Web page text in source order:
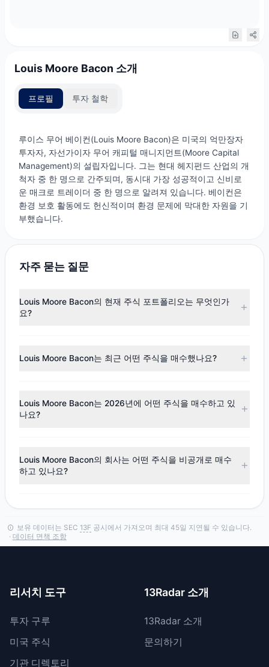
Louis Moore Bacon 소개
프로필 투자 철학
루이스 무어 베이컨(Louis Moore Bacon)은 미국의 억만장자
투자자, 자선가이자 무어 캐피털 매니지먼트(Moore Capital
Management)의 설립자입니다. 그는 현대 헤지펀드 산업의 개
척자 중 한 명으로 간주되며, 동시대 가장 성공적이고 신비로
운 매크로 트레이더 중 한 명으로 알려져 있습니다. 베이컨은
환경 보호 활동에도 헌신적이며 환경 문제에 막대한 자원을 기
부했습니다.
자주 묻는 질문
Louis Moore Bacon의 현재 주식 포트폴리오는 무엇인가
요?
有しています。主要なポジションにはBAC , UBS , ALLY
が含まれます。完全なポートフォリオの詳細について
Louis Moore Bacon는 최근 어떤 주식을 매수했나요?
으로 가장 많이 매수한 종목은 GPC 입니다. 전체 거래 내역은
Louis Moore Bacon의 포트폴리오
Louis Moore Bacon는 2026년에 어떤 주식을 매수하고 있
나요?
한 지분을 늘렸습니다.
Louis Moore Bacon의 회사는 어떤 주식을 비공개로 매수
하고 있나요?
포지션의 일시적 비공개를 허용하는 기밀 처리를 요청할 수 있
습니다.
보유 데이터는 SEC 13F 공시에서 가져오며 최대 45일 지연될 수 있습니다.
· 데이터 면책 조항
리서치 도구
투자 구루
미국 주식
기관 디렉토리
13Radar 소개
13Radar 소개
문의하기